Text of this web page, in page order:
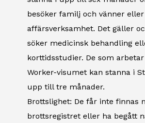
besöker familj och vänner
affärsverksamhet. Det gäller
söker medicinsk behandling
korttidsstudier. De som
Worker-visumet kan stanna i
upp till tre månader.
Brottslighet: De får inte finnas
brottsregistret eller ha begått